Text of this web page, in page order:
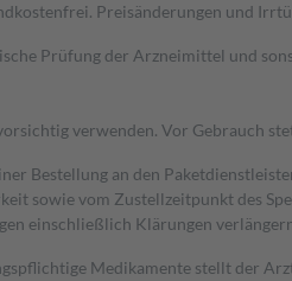
Preisänderungen und
Prüfung der Arzneimittel und
verwenden. Vor Gebrauch
Bestellung an den
sowie vom Zustellzeitpunkt des
einschließlich Klärungen
Medikamente stellt der